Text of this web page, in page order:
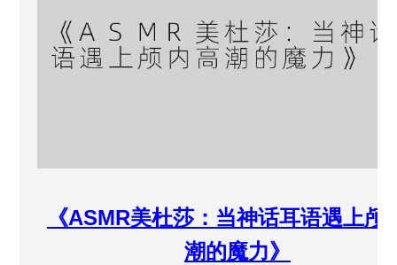
《ASMR美杜莎：当神话耳语遇上颅
潮的魔力》